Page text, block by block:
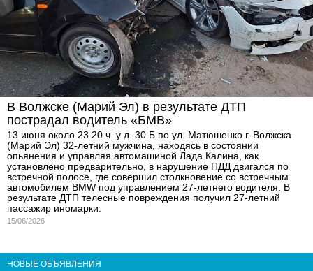
В Волжске (Марий Эл) в результате ДТП
пострадал водитель «БМВ»
13 июня около 23.20 ч. у д. 30 Б по ул. Матюшенко г. Волжска
(Марий Эл) 32-летний мужчина, находясь в состоянии
опьянения и управляя автомашиной Лада Калина, как
установлено предварительно, в нарушение ПДД двигался по
встречной полосе, где совершил столкновение со встречным
автомобилем BMW под управлением 27-летнего водителя. В
результате ДТП телесные повреждения получил 27-летний
пассажир иномарки.
15/06/2026
НОВЫЕ ОБЪЯВЛЕНИЯ